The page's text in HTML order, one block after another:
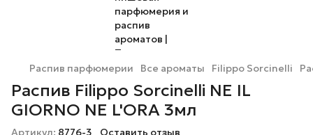
Распив парфюмерии Все ароматы Filippo Sorcinelli
Распив Filippo Sorcinelli NE IL
GIORNO NE L'ORA 3мл
Артикул: 8776-3 Оставить отзыв